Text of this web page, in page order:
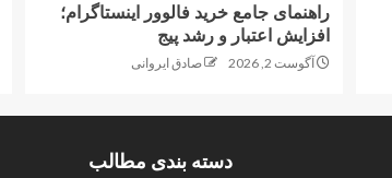
راهنمای جامع خرید فالوور اینستاگرام؛
افزایش اعتبار و رشد پیج
آگوست 2, 2026 صادق ایروانی
دسته بندی مطالب